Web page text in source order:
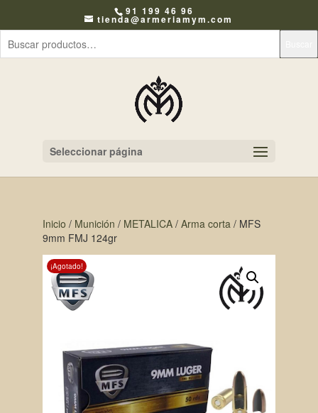
91 199 46 96
tienda@armeriamym.com
Seleccionar página
Inicio / Munición / METALICA/ Arma corta/ MFS
9mm FMJ 124gr
¡Agotado!